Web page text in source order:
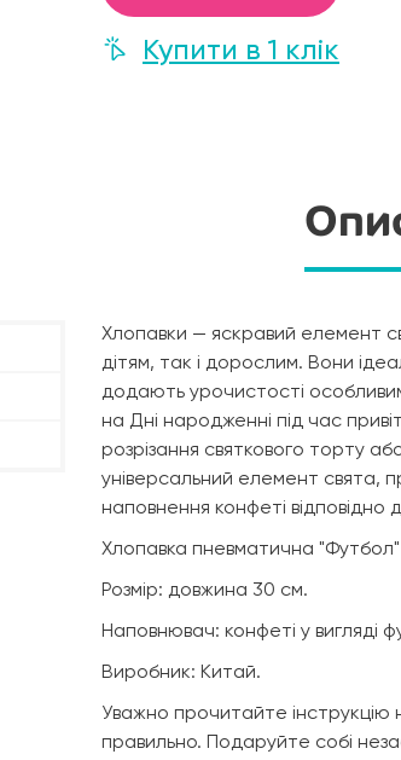
Купити в 1 клік
Хлопавки — яскравий елемент
дітям, так і дорослим. Вони
додають урочистості
на Дні народженні під час
розрізання святкового торту
універсальний елемент свята,
наповнення конфеті відповідно
Хлопавка пневматична "Футбол"
Розмір: довжина 30 см.
Наповнювач: конфеті у вигляді
Виробник: Китай.
Уважно прочитайте інструкцію
правильно. Подаруйте собі